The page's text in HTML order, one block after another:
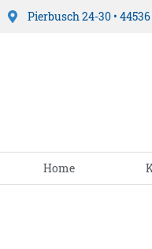
Pierbusch 24-30 •
Home